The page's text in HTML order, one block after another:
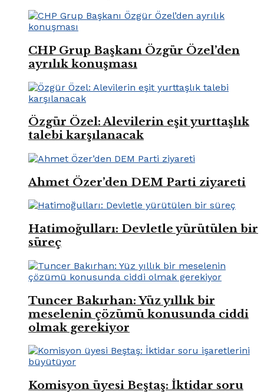
CHP Grup Başkanı Özgür Özel’den
ayrılık konuşması
Özgür Özel: Alevilerin eşit yurttaşlık
talebi karşılanacak
Ahmet Özer’den DEM Parti ziyareti
Hatimoğulları: Devletle yürütülen bir
süreç
Tuncer Bakırhan: Yüz yıllık bir
meselenin çözümü konusunda ciddi
olmak gerekiyor
Komisyon üyesi Beştaş: İktidar soru